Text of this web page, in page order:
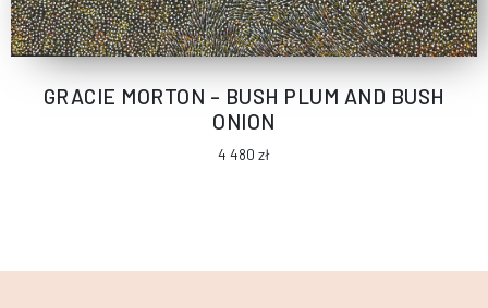
GRACIE MORTON – BUSH PLUM AND BUSH
ONION
4 480 zł